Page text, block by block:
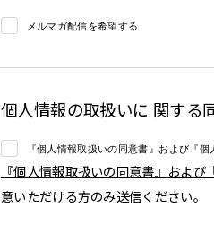
メルマガ配信を希望する
個人情報の取扱いに 関する
『個人情報取扱いの同意書』および『
『個人情報取扱いの同意書』およ
意いただける方のみ送信ください。